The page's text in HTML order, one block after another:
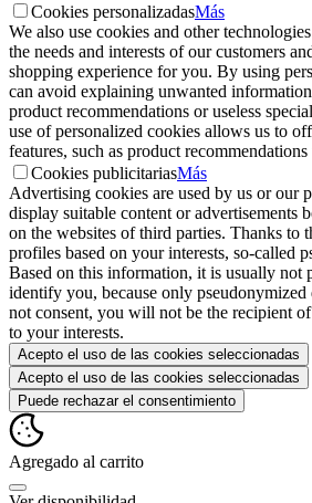
Cookies personalizadasMás
We also use cookies and other
the needs and interests of our customers
shopping experience for you. By using
can avoid explaining unwanted
product recommendations or useless
use of personalized cookies allows us to
features, such as product
Cookies publicitariasMás
Advertising cookies are used by us or our
display suitable content or advertisements
on the websites of third parties. Thanks to
profiles based on your interests, so-called
Based on this information, it is usually not
identify you, because only
not consent, you will not be the recipient
to your interests.
Acepto el uso de las cookies seleccionadas
Acepto el uso de las cookies seleccionadas
Puede rechazar el consentimiento
Agregado al carrito